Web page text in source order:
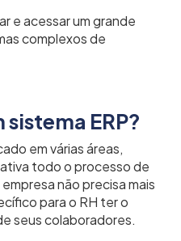
e acessar um grande
complexos de
sistema ERP?
em várias áreas,
todo o processo de
não precisa mais
para o RH ter o
seus colaboradores.